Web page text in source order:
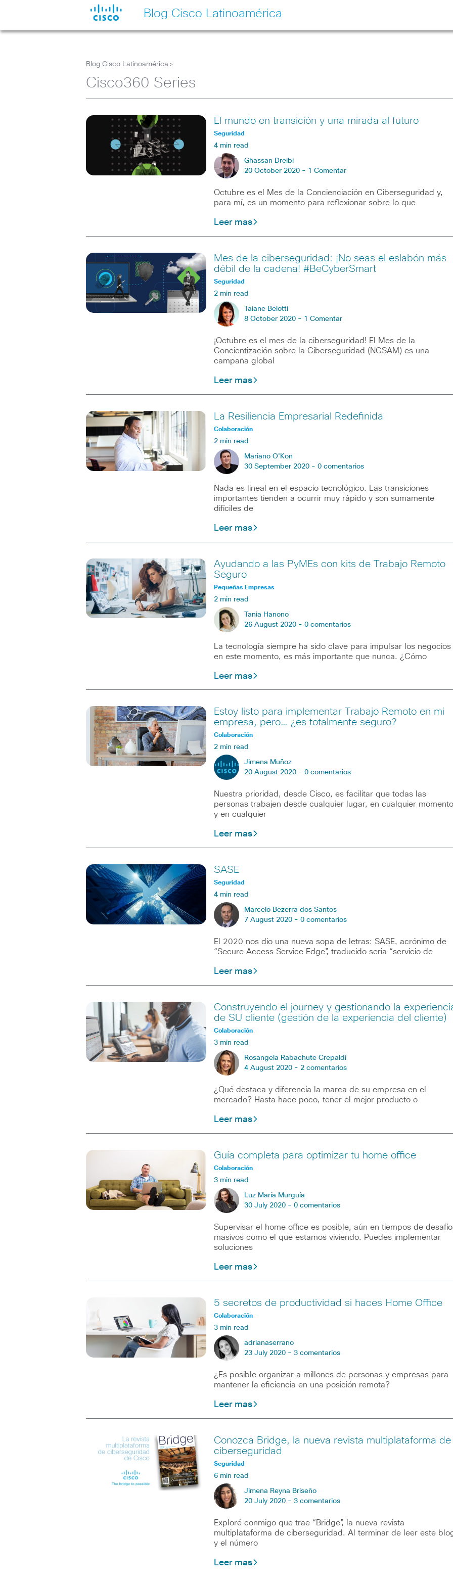
Blog Cisco Latinoamérica
Blog Cisco Latinoamérica >
Cisco360 Series
El mundo en transición y una mirada al futuro
Seguridad
4 min read
Ghassan Dreibi
20 October 2020 - 1 Comentar
Octubre es el Mes de la Concienciación en Ciberseguridad y,
para mí, es un momento para reflexionar sobre lo que
Leer mas
Mes de la ciberseguridad: ¡No seas el eslabón más
débil de la cadena! #BeCyberSmart
Seguridad
2 min read
Taiane Belotti
8 October 2020 - 1 Comentar
¡Octubre es el mes de la ciberseguridad! El Mes de la
Concientización sobre la Ciberseguridad (NCSAM) es una
campaña global
Leer mas
La Resiliencia Empresarial Redefinida
Colaboración
2 min read
Mariano O'Kon
30 September 2020 - 0 comentarios
Nada es lineal en el espacio tecnológico. Las transiciones
importantes tienden a ocurrir muy rápido y son sumamente
difíciles de
Leer mas
Ayudando a las PyMEs con kits de Trabajo Remoto
Seguro
Pequeñas Empresas
2 min read
Tania Hanono
26 August 2020 - 0 comentarios
La tecnología siempre ha sido clave para impulsar los negocios
en este momento, es más importante que nunca. ¿Cómo
Leer mas
Estoy listo para implementar Trabajo Remoto en mi
empresa, pero… ¿es totalmente seguro?
Colaboración
2 min read
Jimena Muñoz
20 August 2020 - 0 comentarios
Nuestra prioridad, desde Cisco, es facilitar que todas las
personas trabajen desde cualquier lugar, en cualquier momento
y en cualquier
Leer mas
SASE
Seguridad
4 min read
Marcelo Bezerra dos Santos
7 August 2020 - 0 comentarios
El 2020 nos dio una nueva sopa de letras: SASE, acrónimo de
“Secure Access Service Edge”, traducido seria “servicio de
Leer mas
Construyendo el journey y gestionando la
de SU cliente (gestión de la experiencia del cliente)
Colaboración
3 min read
Rosangela Rabachute Crepaldi
4 August 2020 - 2 comentarios
¿Qué destaca y diferencia la marca de su empresa en el
mercado? Hasta hace poco, tener el mejor producto o
Leer mas
Guía completa para optimizar tu home office
Colaboración
3 min read
Luz María Murguía
30 July 2020 - 0 comentarios
Supervisar el home office es posible, aún en tiempos de
masivos como el que estamos viviendo. Puedes implementar
soluciones
Leer mas
5 secretos de productividad si haces Home Office
Colaboración
3 min read
adrianaserrano
23 July 2020 - 3 comentarios
¿Es posible organizar a millones de personas y empresas para
mantener la eficiencia en una posición remota?
Leer mas
Conozca Bridge, la nueva revista multiplataforma de
ciberseguridad
Seguridad
6 min read
Jimena Reyna Briseño
20 July 2020 - 3 comentarios
Exploré conmigo que trae “Bridge”, la nueva revista
multiplataforma de ciberseguridad. Al terminar de leer este
y el número
Leer mas